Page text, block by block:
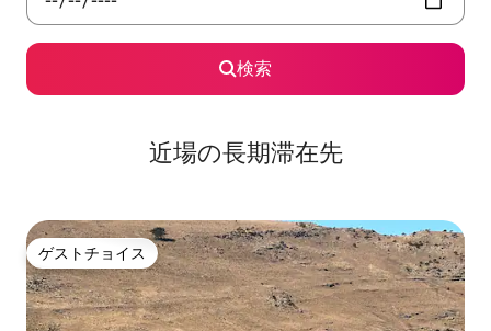
検索
近場の長期滞在先
ゲストチョイス
ゲストチョイス